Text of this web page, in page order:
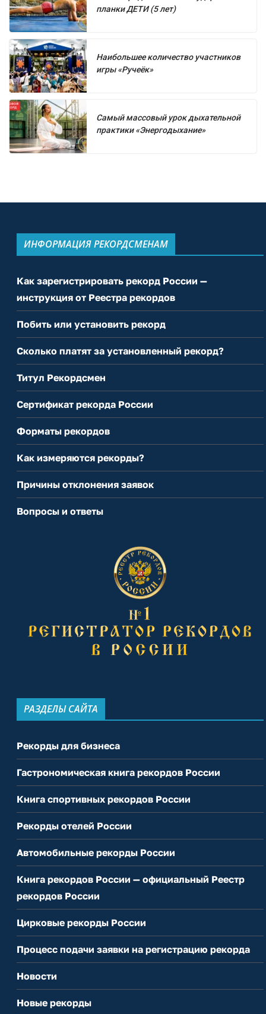
планки ДЕТИ (5 лет)
Наибольшее количество участников
игры «Ручеёк»
Самый массовый урок дыхательной
практики «Энергодыхание»
ИНФОРМАЦИЯ РЕКОРДСМЕНАМ
Как зарегистрировать рекорд России —
инструкция от Реестра рекордов
Побить или установить рекорд
Сколько платят за установленный рекорд?
Титул Рекордсмен
Сертификат рекорда России
Форматы рекордов
Как измеряются рекорды?
Причины отклонения заявок
Вопросы и ответы
РАЗДЕЛЫ САЙТА
Рекорды для бизнеса
Гастрономическая книга рекордов России
Книга спортивных рекордов России
Рекорды отелей России
Автомобильные рекорды России
Книга рекордов России — официальный Реестр
рекордов России
Цирковые рекорды России
Процесс подачи заявки на регистрацию рекорда
Новости
Новые рекорды